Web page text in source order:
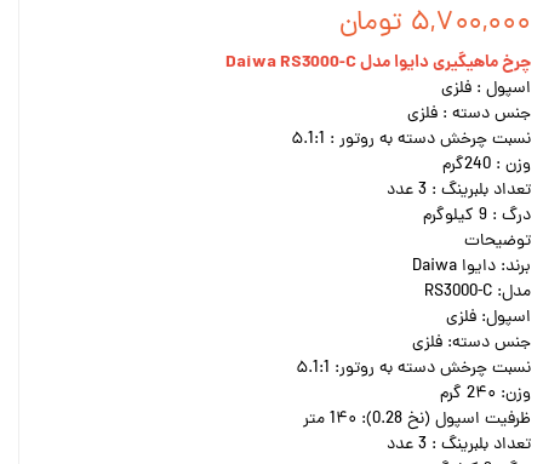
۵,۷۰۰,۰۰۰ تومان
چرخ ماهیگیری دایوا مدل Daiwa RS3000-C
اسپول : فلزی
جنس دسته : فلزی
نسبت چرخش دسته به روتور : ۵.1:1
وزن : 240گرم
تعداد بلبرینگ : 3 عدد
درگ :‌ 9 کیلوگرم
توضیحات
برند: دایوا Daiwa
مدل: RS3000-C
اسپول: فلزی
جنس دسته: فلزی
نسبت چرخش دسته به روتور: ۵.1:1
وزن: 2۴۰ گرم
ظرفیت اسپول (نخ 0.28): 1۴۰ متر
تعداد بلبرینگ : 3 عدد